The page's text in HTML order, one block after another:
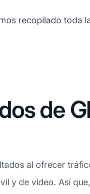
recopilado toda
de
al ofrecer
y de video. Así